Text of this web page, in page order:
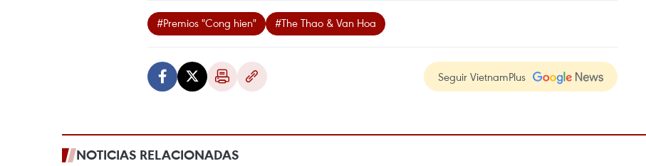
#Premios "Cong hien" #The Thao & Van Hoa
Seguir VietnamPlus
NOTICIAS RELACIONADAS